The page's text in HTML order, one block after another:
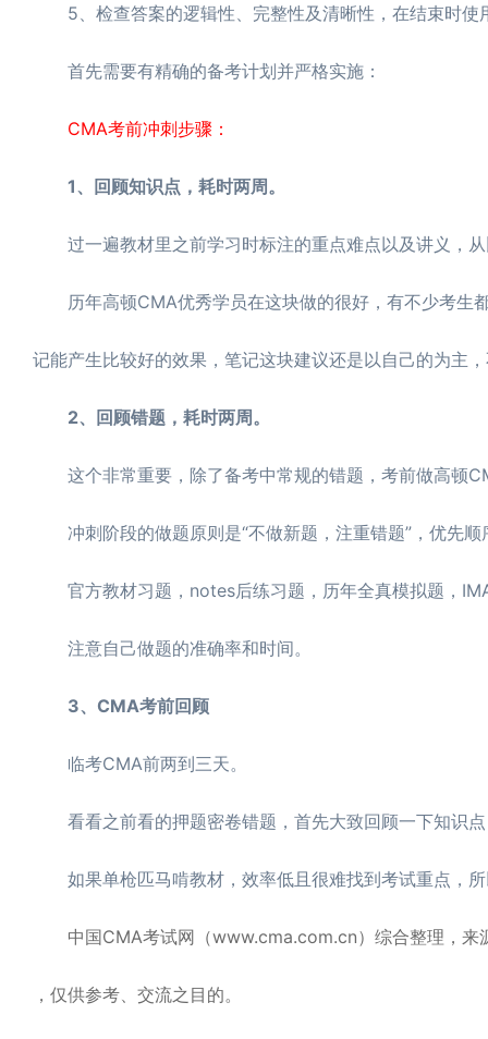
5、检查答案的逻辑性、完整性及清晰性，在结束时使
首先需要有精确的备考计划并严格实施：
CMA考前冲刺步骤：
1、回顾知识点，耗时两周。
过一遍教材里之前学习时标注的重点难点以及讲义，从
历年高顿CMA优秀学员在这块做的很好，有不少考生
记能产生比较好的效果，笔记这块建议还是以自己的为主
2、回顾错题，耗时两周。
这个非常重要，除了备考中常规的错题，考前做高顿
冲刺阶段的做题原则是“不做新题，注重错题”，优先顺
官方教材习题，notes后练习题，历年全真模拟题，
注意自己做题的准确率和时间。
3、CMA考前回顾
临考CMA前两到三天。
看看之前看的押题密卷错题，首先大致回顾一下知识点
如果单枪匹马啃教材，效率低且很难找到考试重点，所
中国CMA考试网（www.cma.com.cn）综合整理，来
，仅供参考、交流之目的。